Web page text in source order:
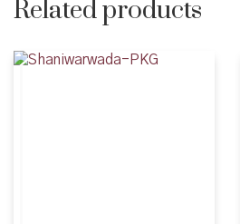
Related products